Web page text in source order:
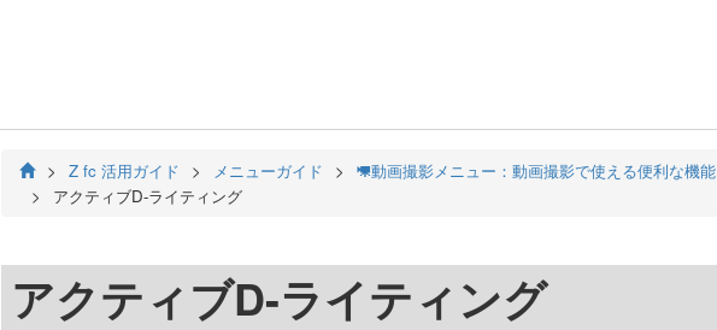
Z fc 活用ガイド メニューガイド 1動画撮影メニュー：動画撮影で使える便利な機能
アクティブD-ライティング
アクティブD-ライティング